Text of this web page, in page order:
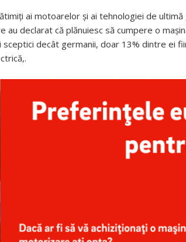
ai motoarelor şi ai tehnologiei de
au declarat că plănuiesc să cumpere o
decât germanii, doar 13% dintre ei